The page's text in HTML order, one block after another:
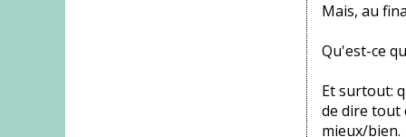
Mais, au
Qu'est-ce
Et surtout:
de dire tout
mieux/bien.